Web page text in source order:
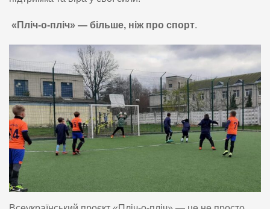
«Пліч-о-пліч» — більше, ніж про спорт.